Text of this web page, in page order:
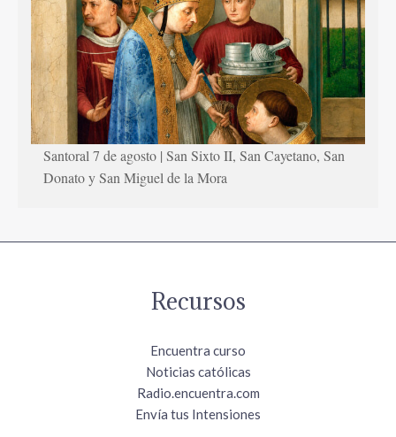
Santoral 7 de agosto | San Sixto II, San Cayetano, San
Donato y San Miguel de la Mora
Recursos
Encuentra curso
Noticias católicas
Radio.encuentra.com
Envía tus Intensiones